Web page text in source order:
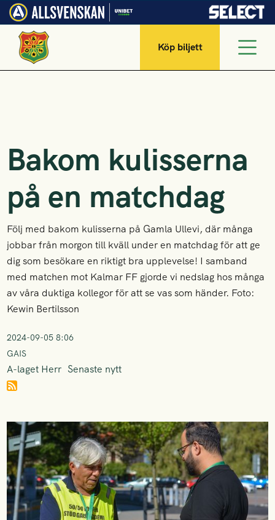
Köp biljett
Bakom kulisserna
på en matchdag
Följ med bakom kulisserna på Gamla Ullevi, där många
jobbar från morgon till kväll under en matchdag för att ge
dig som besökare en riktigt bra upplevelse! I samband
med matchen mot Kalmar FF gjorde vi nedslag hos många
av våra duktiga kollegor för att se vas som händer. Foto:
Kewin Bertilsson
2024-09-05 8:06
GAIS
A-laget Herr Senaste nytt